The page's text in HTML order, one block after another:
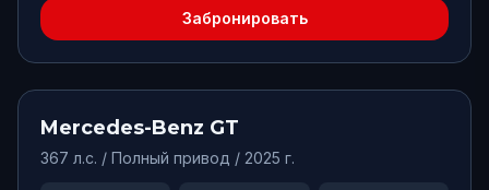
Забронировать
Доступно
от18000₽/сут.
Mercedes-Benz GT
367 л.с. / Полный привод / 2025 г.